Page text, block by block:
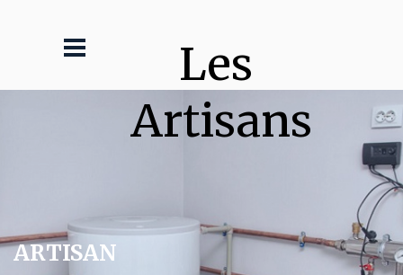
Les
Artisans
ARTISAN